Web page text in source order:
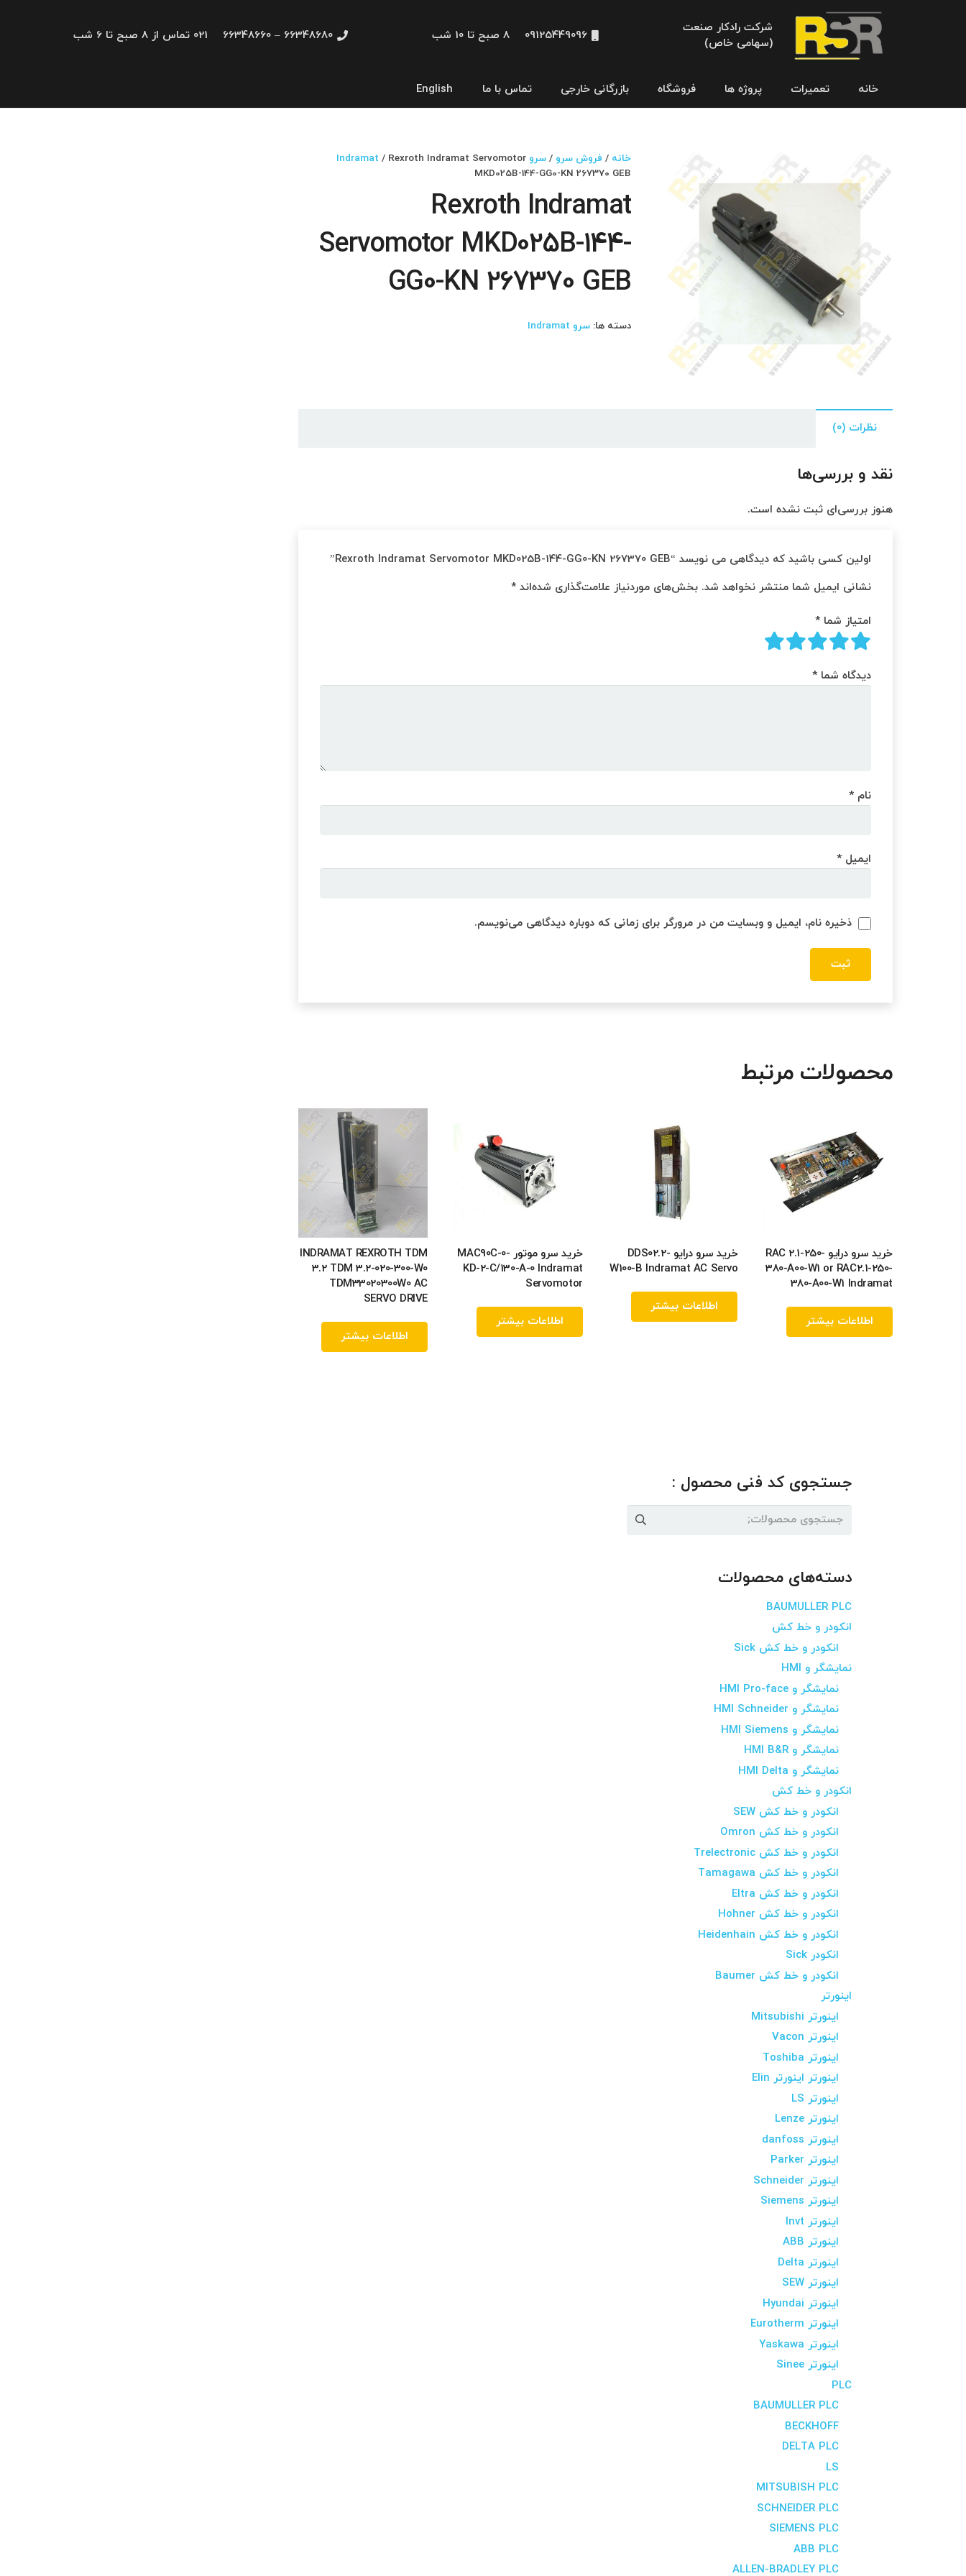
شرکت رادکار صنعت
(سهامی خاص)
09125449096 8 صبح تا 10 شب 66348680 – 66348660 021 تماس از 8 صبح تا 6 شب
خانه تعمیرات پروژه ها فروشگاه بازرگانی خارجی تماس با ما English
خانه / فروش سرو / سرو Indramat / Rexroth Indramat Servomotor
MKD025B-144-GG0-KN 267370 GEB
Rexroth Indramat
Servomotor MKD025B-144-
GG0-KN 267370 GEB
دسته ها: سرو Indramat
نظرات (0)
نقد و بررسی‌ها
هنوز بررسی‌ای ثبت نشده است.
اولین کسی باشید که دیدگاهی می نویسد “Rexroth Indramat Servomotor MKD025B-144-GG0-KN 267370 GEB”
نشانی ایمیل شما منتشر نخواهد شد. بخش‌های موردنیاز علامت‌گذاری شده‌اند *
امتیاز شما *
دیدگاه شما *
نام *
ایمیل *
ذخیره نام، ایمیل و وبسایت من در مرورگر برای زمانی که دوباره دیدگاهی می‌نویسم.
محصولات مرتبط
خرید سرو درایو RAC 2.1-250-
380-A00-W1 or RAC2.1-250-
380-A00-W1 Indramat
اطلاعات بیشتر
خرید سرو درایو DDS02.2-
W100-B Indramat AC Servo
اطلاعات بیشتر
خرید سرو موتور MAC90C-0-
KD-2-C/130-A-0 Indramat
Servomotor
اطلاعات بیشتر
INDRAMAT REXROTH TDM
3.2 TDM 3.2-020-300-W0
TDM33020300W0 AC
SERVO DRIVE
اطلاعات بیشتر
جستجوی کد فنی محصول :
جستجو
برای:
دسته‌های محصولات
BAUMULLER PLC
انکودر و خط کش
انکودر و خط کش Sick
نمایشگر و HMI
نمایشگر و HMI Pro-face
نمایشگر و HMI Schneider
نمایشگر و HMI Siemens
نمایشگر و HMI B&R
نمایشگر و HMI Delta
انکودر و خط کش
انکودر و خط کش SEW
انکودر و خط کش Omron
انکودر و خط کش Trelectronic
انکودر و خط کش Tamagawa
انکودر و خط کش Eltra
انکودر و خط کش Hohner
انکودر و خط کش Heidenhain
انکودر Sick
انکودر و خط کش Baumer
اینورتر
اینورتر Mitsubishi
اینورتر Vacon
اینورتر Toshiba
اینورتر اینورتر Elin
اینورتر LS
اینورتر Lenze
اینورتر danfoss
اینورتر Parker
اینورتر Schneider
اینورتر Siemens
اینورتر Invt
اینورتر ABB
اینورتر Delta
اینورتر SEW
اینورتر Hyundai
اینورتر Eurotherm
اینورتر Yaskawa
اینورتر Sinee
PLC
BAUMULLER PLC
BECKHOFF
DELTA PLC
LS
MITSUBISH PLC
SCHNEIDER PLC
SIEMENS PLC
ABB PLC
ALLEN-BRADLEY PLC